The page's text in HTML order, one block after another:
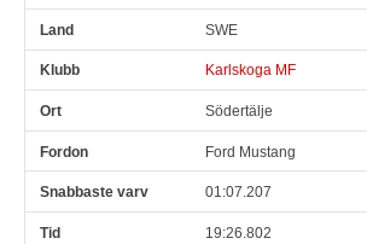
SWE
Karlskoga MF
Södertälje
Ford Mustang
01:07.207
19:26.802